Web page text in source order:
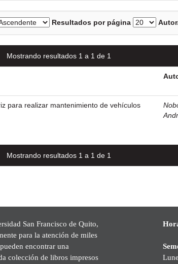
Resultados por página
Mostrando resultados 1 a 1 de 1
para realizar mantenimiento de vehículos
Mostrando resultados 1 a 1 de 1
San Francisco de Quito,
para la atención de miles
encontrar una
colección de libros impresos